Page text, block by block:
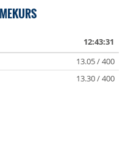
12:43:31
13.05 / 400
13.30 / 400